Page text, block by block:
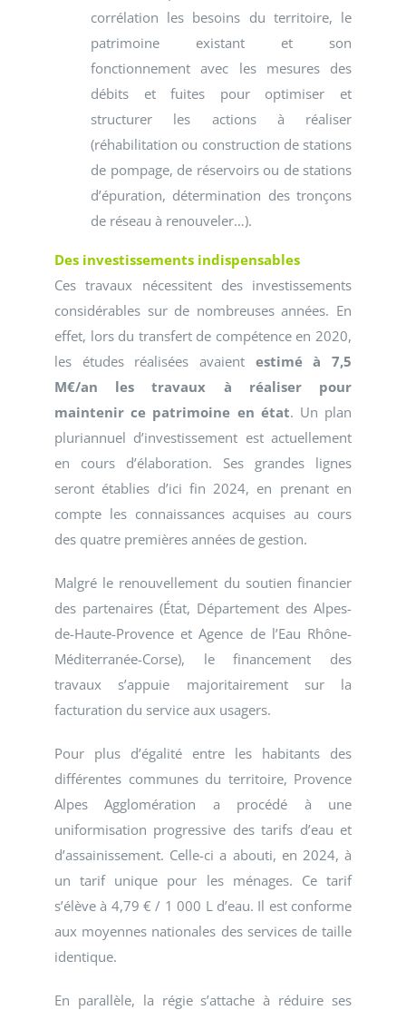
corrélation les besoins du territoire, le
patrimoine existant et son
fonctionnement avec les mesures des
débits et fuites pour optimiser et
structurer les actions à réaliser
(réhabilitation ou construction de stations
de pompage, de réservoirs ou de stations
d’épuration, détermination des tronçons
de réseau à renouveler…).
Des investissements indispensables
Ces travaux nécessitent des investissements
considérables sur de nombreuses années. En
effet, lors du transfert de compétence en 2020,
les études réalisées avaient estimé à 7,5
M€/an les travaux à réaliser pour
maintenir ce patrimoine en état. Un plan
pluriannuel d’investissement est actuellement
en cours d’élaboration. Ses grandes lignes
seront établies d’ici fin 2024, en prenant en
compte les connaissances acquises au cours
des quatre premières années de gestion.
Malgré le renouvellement du soutien financier
des partenaires (État, Département des Alpes-
de-Haute-Provence et Agence de l’Eau Rhône-
Méditerranée-Corse), le financement des
travaux s’appuie majoritairement sur la
facturation du service aux usagers.
Pour plus d’égalité entre les habitants des
différentes communes du territoire, Provence
Alpes Agglomération a procédé à une
uniformisation progressive des tarifs d’eau et
d’assainissement. Celle-ci a abouti, en 2024, à
un tarif unique pour les ménages. Ce tarif
s’élève à 4,79 € / 1 000 L d’eau. Il est conforme
aux moyennes nationales des services de taille
identique.
En parallèle, la régie s’attache à réduire ses